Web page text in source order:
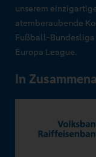
unserem
atemberaubende
Fußball-Bundesliga
Europa League.
In